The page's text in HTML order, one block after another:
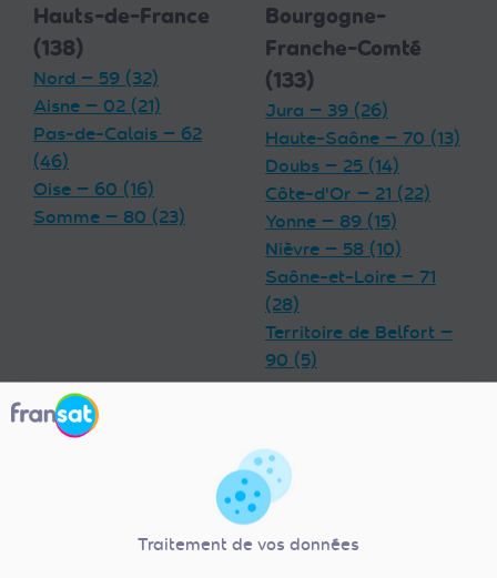
Traitement de vos données
Hauts-de-France
(138)
Nord — 59 (32)
Aisne — 02 (21)
Pas-de-Calais — 62
(46)
Oise — 60 (16)
Somme — 80 (23)
Bourgogne-
Franche-Comté
(133)
Jura — 39 (26)
Haute-Saône — 70 (13)
Doubs — 25 (14)
Côte-d'Or — 21 (22)
Yonne — 89 (15)
Nièvre — 58 (10)
Saône-et-Loire — 71
(28)
Territoire de Belfort —
90 (5)
Grand Est (180)
Vosges — 88 (27)
Loire (92)
Indre — 36 (13)